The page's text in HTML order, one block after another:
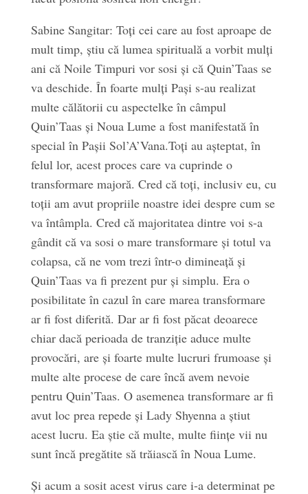
Sabine Sangitar: Toți cei care au fost aproape de
mult timp, știu că lumea spirituală a vorbit mulți
ani că Noile Timpuri vor sosi și că Quin’Taas se
va deschide. În foarte mulți Pași s-au realizat
multe călătorii cu aspectelke în câmpul
Quin’Taas și Noua Lume a fost manifestată în
special în Pașii Sol’A’Vana.Toți au așteptat, în
felul lor, acest proces care va cuprinde o
transformare majoră. Cred că toți, inclusiv eu, cu
toții am avut propriile noastre idei despre cum se
va întâmpla. Cred că majoritatea dintre voi s-a
gândit că va sosi o mare transformare și totul va
colapsa, că ne vom trezi într-o dimineață și
Quin’Taas va fi prezent pur și simplu. Era o
posibilitate în cazul în care marea transformare
ar fi fost diferită. Dar ar fi fost păcat deoarece
chiar dacă perioada de tranziție aduce multe
provocări, are și foarte multe lucruri frumoase și
multe alte procese de care încă avem nevoie
pentru Quin’Taas. O asemenea transformare ar fi
avut loc prea repede și Lady Shyenna a știut
acest lucru. Ea știe că multe, multe ființe vii nu
sunt încă pregătite să trăiască în Noua Lume.
Și acum a sosit acest virus care i-a determinat pe